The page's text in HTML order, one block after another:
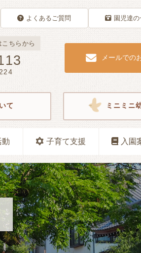
よくあるご質問 園児達の
ちらから
メールでの
て ミニミニ
動 子育て支援 入園